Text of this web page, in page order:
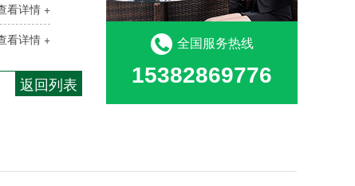
看详情 +
看详情 +
返回列表
全国服务热线
15382869776